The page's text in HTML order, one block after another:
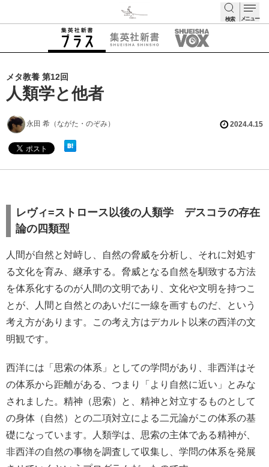
検索 メニュー
メタ教養 第12回
人類学と他者
永田 希（ながた・のぞみ） 2024.4.15
レヴィ=ストロース以後の人類学 デスコラの存在
論の四類型
人間が自然と対峙し、自然の脅威を分析し、それに対処す
る文化を育み、継承する。脅威となる自然を馴致する方法
を体系化するのが人間の文明であり、文化や文明を持つこ
とが、人間と自然とのあいだに一線を画すものだ、という
考え方があります。この考え方はデカルト以来の西洋の文
明観です。
西洋には「思索の体系」としての学問があり、非西洋はそ
の体系から距離がある、つまり「より自然に近い」とみな
されました。精神（思索）と、精神と対立するものとして
の身体（自然）との二項対立による二元論がこの体系の基
礎になっています。人類学は、思索の主体である精神が、
非西洋の自然の事物を調査して収集し、学問の体系を発展